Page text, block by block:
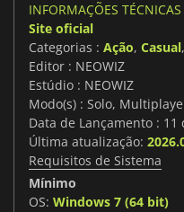
INFORMAÇÕES TÉCNICAS
Site oficial
Categorias : Ação, Casual,
Editor : NEOWIZ
Estúdio : NEOWIZ
Modo(s) : Solo,
Data de Lançamento : 11
Última atualização:
Requisitos de Sistema
Mínimo
OS: Windows 7 (64 bit)